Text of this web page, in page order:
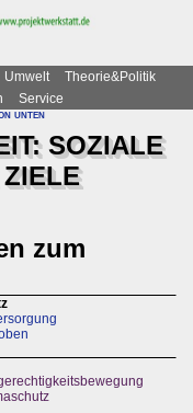
Umwelt
Theorie&Politik
Service
unten
SOZIALE
zum